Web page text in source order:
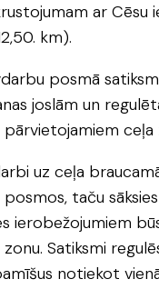
ar Cēsu
km).
posmā
joslām un
ceļa
uz ceļa
taču
ierobežojumiem
Satiksmi
notiekot